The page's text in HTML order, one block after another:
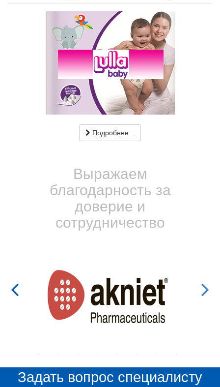
Подробнее...
Выражаем
благодарность за
доверие и
сотрудничество
Задать вопрос специалисту